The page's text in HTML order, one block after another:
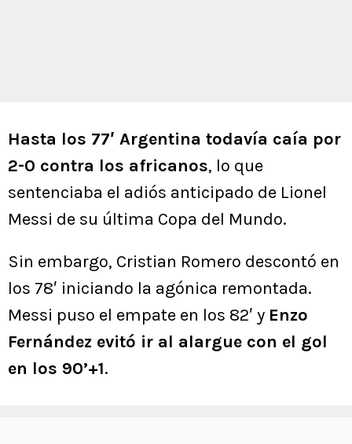
Hasta los 77′ Argentina todavía caía por
2-0 contra los africanos, lo que
sentenciaba el adiós anticipado de Lionel
Messi de su última Copa del Mundo.
Sin embargo, Cristian Romero descontó en
los 78′ iniciando la agónica remontada.
Messi puso el empate en los 82′ y Enzo
Fernández evitó ir al alargue con el gol
en los 90’+1.